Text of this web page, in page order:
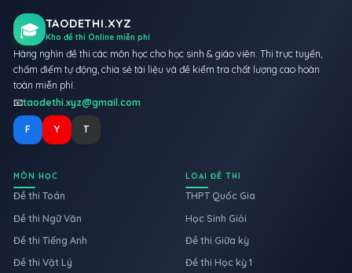
🎓 TAODETHI.XYZ
Kho đề thi Online miễn phí
Hàng nghìn đề thi các môn học cho học sinh & giáo viên. Thi trực tuyến,
chấm điểm tự động, chia sẻ tài liệu và đề kiểm tra chất lượng cao hoàn
toàn miễn phí.
📧taodethi.xyz@gmail.com
F Y T
MÔN HỌC
Đề thi Toán
Đề thi Ngữ Văn
Đề thi Tiếng Anh
Đề thi Vật Lý
LOẠI ĐỀ THI
THPT Quốc Gia
Học Sinh Giỏi
Đề thi Giữa kỳ
Đề thi Học kỳ 1